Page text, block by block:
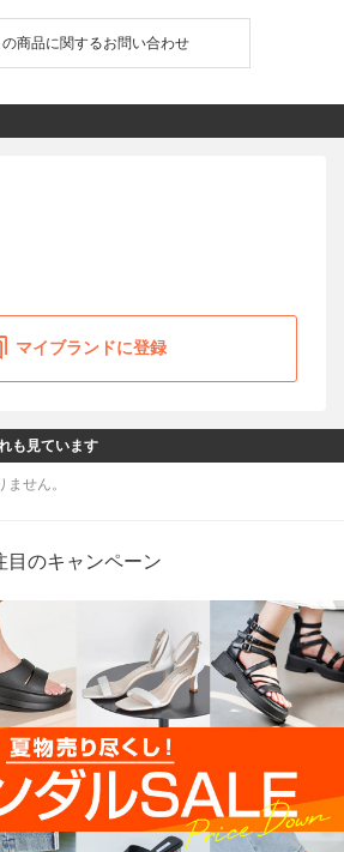
の商品に関するお問い合わせ
マイブランドに登録
も見ています
せん。
目のキャンペーン